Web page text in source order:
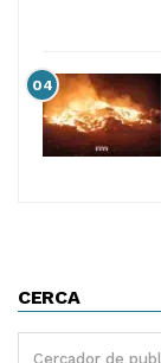
04
CERCA